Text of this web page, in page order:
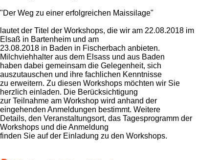
Der Weg zu einer erfolgreichen Maissilage
lautet der Titel der Workshops, die wir am 22.08.2018 im
Elsaß in Bartenheim und am
23.08.2018 in Baden in Fischerbach anbieten.
Milchviehhalter aus dem Elsass und aus Baden
haben dabei gemeinsam die Gelegenheit, sich
auszutauschen und ihre fachlichen Kenntnisse
zu erweitern. Zu diesen Workshops möchten wir Sie
herzlich einladen. Die Berücksichtigung
zur Teilnahme am Workshop wird anhand der
eingehenden Anmeldungen bestimmt. Weitere
Details, den Veranstaltungsort, das Tagesprogramm der
Workshops und die Anmeldung
finden Sie auf der Einladung zu den Workshops.